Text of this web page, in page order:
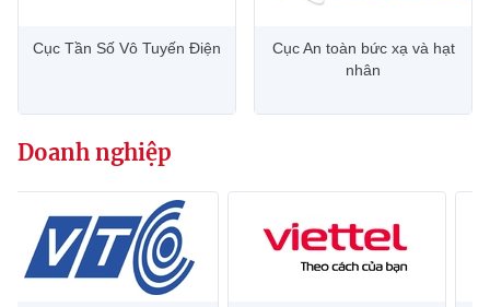
Cục Tần Số Vô Tuyến Điện
Cục An toàn bức xạ và hạt
nhân
Doanh nghiệp